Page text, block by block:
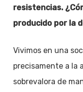
resistencias.
producido por la
Vivimos en una
precisamente a la
sobrevalora de